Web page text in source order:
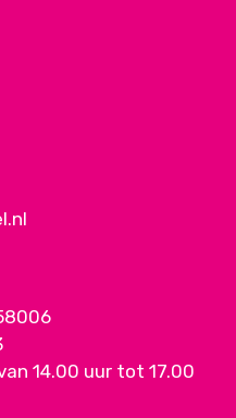
14.00 uur tot 17.00